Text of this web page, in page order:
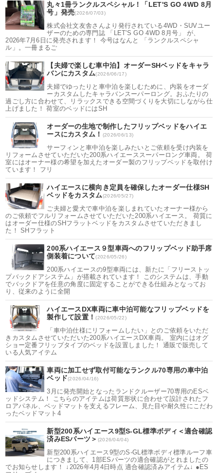
丸々1冊ランクルスペシャル！「LET'S GO 4WD 8月
号」発売(2026/07/03)
株式会社文友舎さんより発行されている4WD・SUVユー
ザーのための専門誌 「LET'S GO 4WD 8月号」 が、
2026年7月6日に発売されます！ 今号はなんと 「ランクルスペシャ
ル」。一冊まるご
【夫婦で楽しむ車中泊】オーダーSHベッドをキャラ
バンにカスタム(2026/06/17)
夫婦でゆったりと車中泊を楽しむために、内装をオーダ
ーカスタムしたキャラバンスーパーロング。おふたりの
過ごし方に合わせて、リラックスできる空間づくりを大切にしながら仕
上げました！ 荷室のベッドにはSH
オーダーの生地で制作したフリップベッドをハイエ
ースにカスタム！ (2026/06/13)
サーフィンと車中泊を楽しみたいとご依頼を受け内装を
リフォームさせていただいた200系ハイエーススーパーロング車両。 荷
室にはオーナー様の希望を加えたオーダー製のフリップベッドを取付け
ています！ フリ
ハイエースに横向き定員を確保したオーダー仕様SH
ベッドをカスタム(2026/05/27)
ご夫婦と愛犬で車中泊を楽しまれていたオーナー様から
のご依頼でフルリフォームさせていただいた200系ハイエース。 荷質に
はオーダー仕様のSHフラットベッドをカスタムさせていただきまし
た！ SHフラット
200系ハイエース９型車両へのフリップベッド助手席
側装着について(2026/05/26)
200系ハイエースの9型車両には、新たに「フリーストッ
プバックドアシステム」が搭載されています！ このシステムは、手動
でバックドアを任意の角度に固定することができる仕組みとなってお
り、従来のように全開
ハイエースDX車両に車中泊可能なフリップベッドを
製作して設置！(2026/05/22)
「車中泊仕様にリフォームしたい」とのご依頼をいただ
きカスタムさせていただいた200系ハイエースDX車両。 室内にはオグ
ショー定番フリップタイプのベッドを設置しました！ 通販で販売して
いる人気アイテム
車両に加工せず取付可能なランクル70専用の車中泊
ベッド(2026/04/16)
3月に発売開始となったランドクルーザー70専用のESベ
ッドシステム！ こちらのアイテムは荷質形状に合わせて設計されたフ
ロアパネル、ベッドマットを支えるフレーム、見た目や耐久性にこだわ
ったベッドマット4
新型200系ハイエース9型S-GL標準ボディ＜適合確認
済みESパーツ＞ (2026/04/04)
新型200系ハイエース9型のS-GL標準ボディ標準ルーフ車
につきまして、1部ESパーツの適合確認がとれましたの
でお知らせします！ ↓2026年4月4日時点 適合確認済みアイテム↓ ●ES